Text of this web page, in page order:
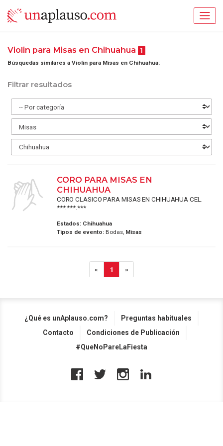
Violin para Misas en Chihuahua 1
Búsquedas similares a Violin para Misas en Chihuahua:
Filtrar resultados
CORO PARA MISAS EN
CHIHUAHUA
CORO CLASICO PARA MISAS EN CHIHUAHUA CEL.
***.***.***
Estados: Chihuahua
Tipos de evento:Bodas, Misas
« 1 »
¿Qué es unAplauso.com?
Preguntas habituales
Contacto
Condiciones de Publicación
#QueNoPareLaFiesta